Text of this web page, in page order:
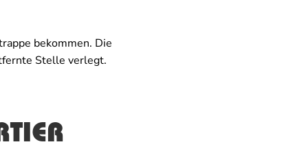
bekommen. Die
Stelle verlegt.